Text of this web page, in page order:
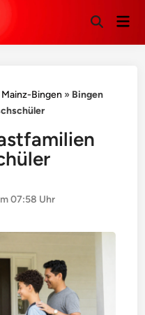
Suche
Mainz-Bingen » Bingen
07:58 Uhr